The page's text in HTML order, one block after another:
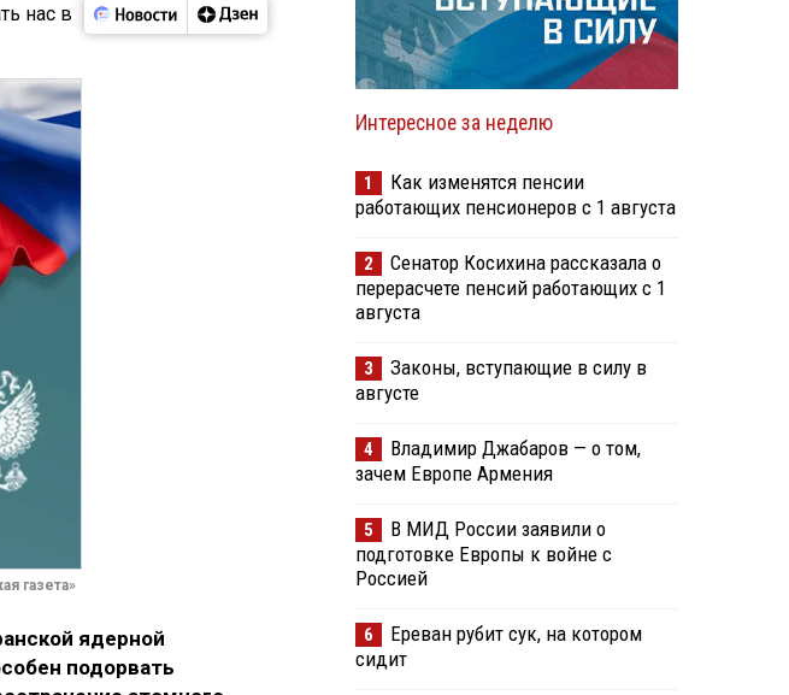
нас в
газета»
ядерной
подорвать
Интересное за неделю
1
Как изменятся пенсии
работающих пенсионеров с 1 августа
2
Сенатор Косихина рассказала о
перерасчете пенсий работающих с 1
августа
3
Законы, вступающие в силу в
августе
4
Владимир Джабаров — о том,
зачем Европе Армения
5
В МИД России заявили о
подготовке Европы к войне с
Россией
6
Ереван рубит сук, на котором
сидит